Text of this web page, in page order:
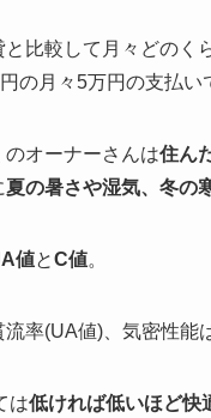
と比較して月々どの
の月々5万円の支払い
オーナーさんは住ん
夏の暑さや湿気、冬の
値とC値。
率(UA値)、気密性
は低ければ低いほど快